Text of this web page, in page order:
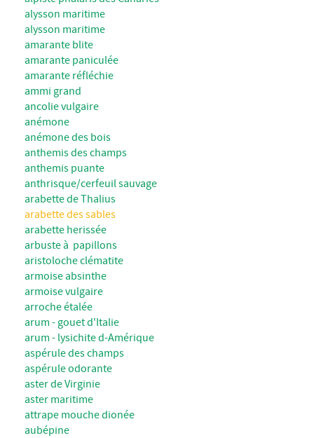
alysson maritime
alysson maritime
amarante blite
amarante paniculée
amarante réfléchie
ammi grand
ancolie vulgaire
anémone
anémone des bois
anthemis des champs
anthemis puante
anthrisque/cerfeuil sauvage
arabette de Thalius
arabette des sables
arabette herissée
arbuste à papillons
aristoloche clématite
armoise absinthe
armoise vulgaire
arroche étalée
arum - gouet d'Italie
arum - lysichite d-Amérique
aspérule des champs
aspérule odorante
aster de Virginie
aster maritime
attrape mouche dionée
aubépine